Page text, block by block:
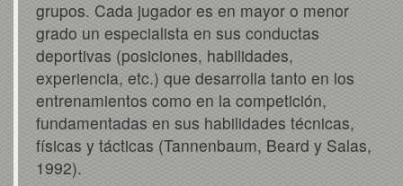
grupos. Cada jugador es en mayor o menor
grado un especialista en sus conductas
deportivas (posiciones, habilidades,
experiencia, etc.) que desarrolla tanto en los
entrenamientos como en la competición,
fundamentadas en sus habilidades técnicas,
físicas y tácticas (Tannenbaum, Beard y Salas,
1992).